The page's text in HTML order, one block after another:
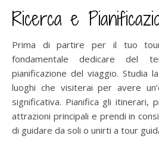
Ricerca e
Prima di partire per il tuo
fondamentale dedicare del
pianificazione del viaggio. Studia
luoghi che visiterai per avere
significativa. Pianifica gli itinerari,
attrazioni principali e prendi in
di guidare da soli o unirti a tour